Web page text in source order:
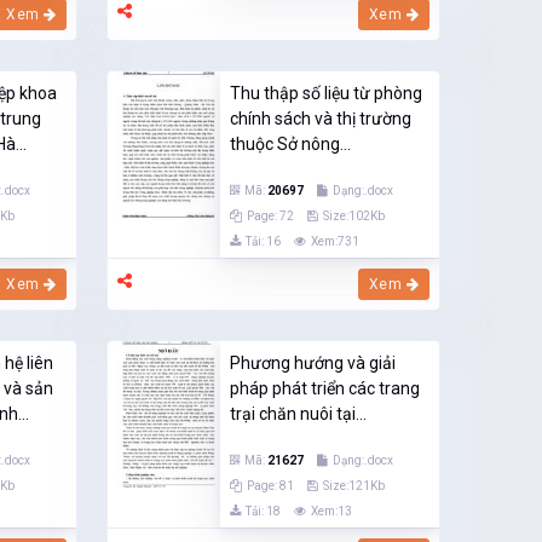
Xem Xem
khoa
Xem
Thu thập số liệu từ phòng
chính sách và thị trường
thuộc Sở nông...
Mã: 20697
Dạng:.docx
Page: 72
Size:102Kb
Tải: 16
Xem:731
Xem
liên
sản
Phương hướng và giải
pháp phát triển các trang
trại chăn nuôi tại...
Mã: 21627
Dạng:.docx
Page: 81
Size:121Kb
Tải: 18
Xem:13